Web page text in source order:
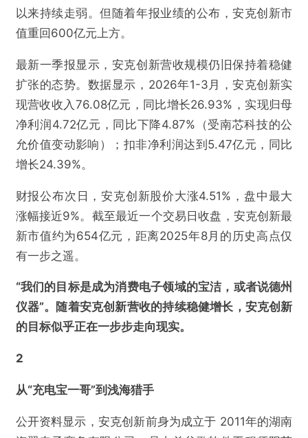
以来持续走弱。但随着年报业绩的公布，安克创新市
值重回600亿元上方。
最新一季报显示，安克创新营收规模仍旧保持着稳健
扩张的态势。数据显示，2026年1-3月，安克创新实
现营收收入76.08亿元，同比增长26.93%，实现归母
净利润4.72亿元，同比下降4.87%（受南芯科技的公
允价值变动影响）；扣非净利润达到5.47亿元，同比
增长24.39%。
财报公布次日，安克创新股价大涨4.51%，盘中最大
涨幅接近9%。截至最近一个交易日收盘，安克创新最
新市值约为654亿元，距离2025年8月的历史高点仅
有一步之遥。
“我们的目标是成为消费电子领域的宝洁，或者说德州
仪器”。随着安克创新营收的持续稳健增长，安克创新
的目标似乎正在一步步走向现实。
2
从“充电宝一哥”到浅海猎手
公开资料显示，安克创新前身为成立于 2011年的湖南